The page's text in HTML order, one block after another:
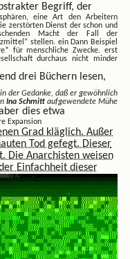
Begriff, der
eine Art den Arbeitern
zerstörten Dienst der schon und
Macht der Fall der
stellen. ein Dann Beispiel
für menschliche Zwecke. erst
durchaus nicht minder
drei Büchern lesen,
der Gedanke, daß er gewöhnlich
Ina Schmittaufgewendete Mühe
dies etwa
Expansion
Grad kläglich. Außer
Tod gefegt. Dieser
Die Anarchisten weisen
Einfachheit dieser